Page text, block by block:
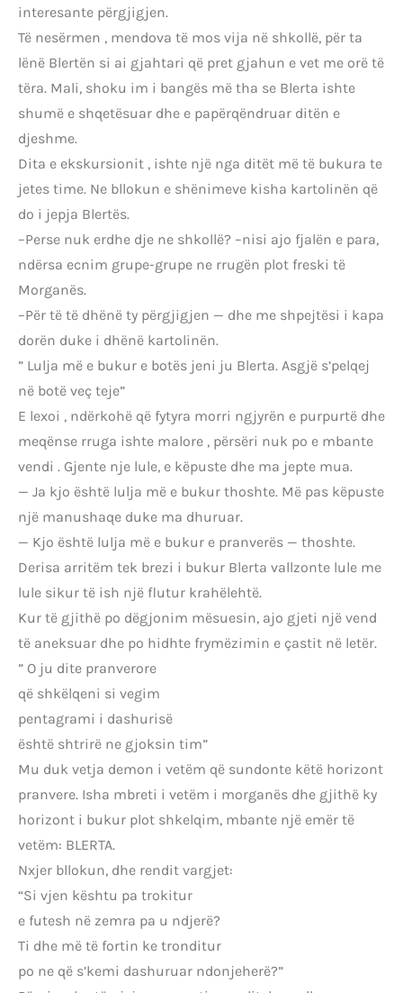
interesante përgjigjen.
Të nesërmen , mendova të mos vija në shkollë, për ta
lënë Blertën si ai gjahtari që pret gjahun e vet me orë të
tëra. Mali, shoku im i bangës më tha se Blerta ishte
shumë e shqetësuar dhe e papërqëndruar ditën e
djeshme.
Dita e ekskursionit , ishte një nga ditët më të bukura te
jetes time. Ne bllokun e shënimeve kisha kartolinën që
do i jepja Blertës.
–Perse nuk erdhe dje ne shkollë? –nisi ajo fjalën e para,
ndërsa ecnim grupe-grupe ne rrugën plot freski të
Morganës.
–Për të të dhënë ty përgjigjen — dhe me shpejtësi i kapa
dorën duke i dhënë kartolinën.
” Lulja më e bukur e botës jeni ju Blerta. Asgjë s’pelqej
në botë veç teje”
E lexoi , ndërkohë që fytyra morri ngjyrën e purpurtë dhe
meqënse rruga ishte malore , përsëri nuk po e mbante
vendi . Gjente nje lule, e këpuste dhe ma jepte mua.
— Ja kjo është lulja më e bukur thoshte. Më pas këpuste
një manushaqe duke ma dhuruar.
— Kjo është lulja më e bukur e pranverës — thoshte.
Derisa arritëm tek brezi i bukur Blerta vallzonte lule me
lule sikur të ish një flutur krahëlehtë.
Kur të gjithë po dëgjonim mësuesin, ajo gjeti një vend
të aneksuar dhe po hidhte frymëzimin e çastit në letër.
” O ju dite pranverore
që shkëlqeni si vegim
pentagrami i dashurisë
është shtrirë ne gjoksin tim”
Mu duk vetja demon i vetëm që sundonte këtë horizont
pranvere. Isha mbreti i vetëm i morganës dhe gjithë ky
horizont i bukur plot shkelqim, mbante një emër të
vetëm: BLERTA.
Nxjer bllokun, dhe rendit vargjet:
“Si vjen kështu pa trokitur
e futesh në zemra pa u ndjerë?
Ti dhe më të fortin ke tronditur
po ne që s’kemi dashuruar ndonjeherë?”